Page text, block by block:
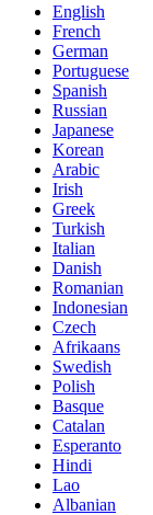
English
French
German
Portuguese
Spanish
Russian
Japanese
Korean
Arabic
Irish
Greek
Turkish
Italian
Danish
Romanian
Indonesian
Czech
Afrikaans
Swedish
Polish
Basque
Catalan
Esperanto
Hindi
Lao
Albanian